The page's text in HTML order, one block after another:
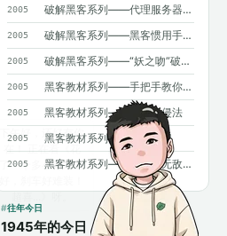
2005 破解黑客系列——代理服务器藏IP（高手免看）
2005 破解黑客系列——黑客惯用手法揭密
2005 破解黑客系列——“妖之吻”破解法二则
2005 黑客教材系列——手把手教你NT入侵
2005 黑客教材系列——口令入侵法
2005 黑客教材系列——密码知识
2005 黑客教材系列——BBS的无敌杀手
往年今日
1945年的今日，美国在日本长崎